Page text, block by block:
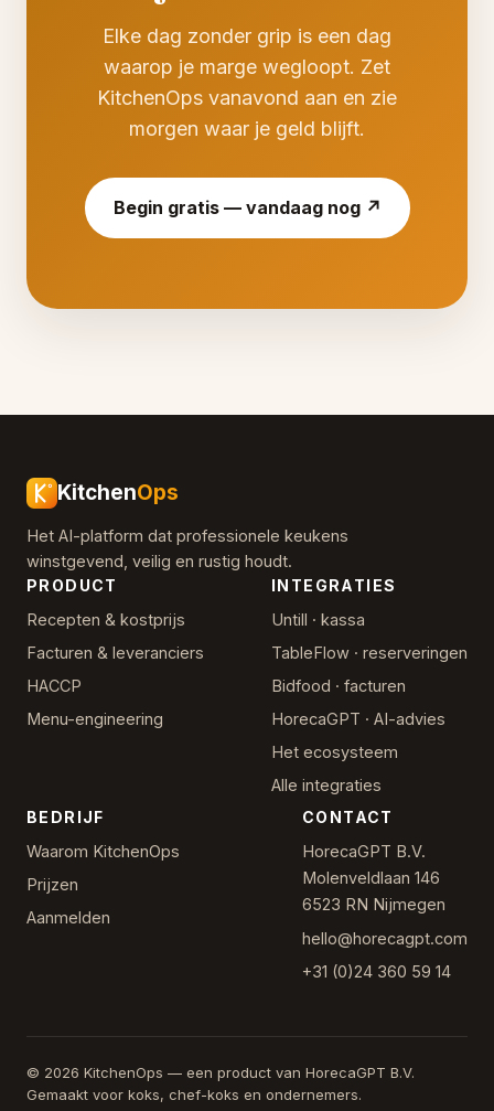
Elke dag zonder grip is een dag
waarop je marge wegloopt. Zet
KitchenOps vanavond aan en zie
morgen waar je geld blijft.
Begin gratis — vandaag nog ↗
KitchenOps
Het AI-platform dat professionele keukens
winstgevend, veilig en rustig houdt.
PRODUCT
Recepten & kostprijs
Facturen & leveranciers
HACCP
Menu-engineering
INTEGRATIES
Untill · kassa
TableFlow · reserveringen
Bidfood · facturen
HorecaGPT · AI-advies
Het ecosysteem
Alle integraties
BEDRIJF
Waarom KitchenOps
Prijzen
Aanmelden
CONTACT
HorecaGPT B.V.
Molenveldlaan 146
6523 RN Nijmegen
hello@horecagpt.com
+31 (0)24 360 59 14
© 2026 KitchenOps — een product van HorecaGPT B.V.
Gemaakt voor koks, chef-koks en ondernemers.